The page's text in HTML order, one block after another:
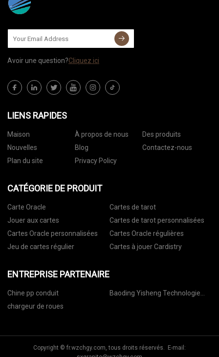
Avoir une question?Cliquez ici
LIENS RAPIDES
Maison À propos de nous
Des produits
Nouvelles
Blog
Contactez-nous
Plan du site
Privacy Policy
CATÉGORIE DE PRODUIT
Carte Oracle
Cartes de tarot
Jouer aux cartes
Cartes de tarot personnalisées
Cartes Oracle personnalisées
Cartes Oracle régulières
Jeu de cartes régulier
Cartes à jouer Cardistry
ENTREPRISE PARTENAIRE
Chine pp conduit
Baoding Yisheng Technologie
chargeur de roues
Copyright © fr.wzchgy.com, tous droits réservés. E-mail: